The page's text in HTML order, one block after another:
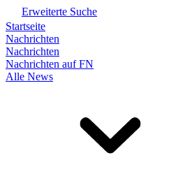
Erweiterte Suche
Startseite
Nachrichten
Nachrichten
Nachrichten auf FN
Alle News